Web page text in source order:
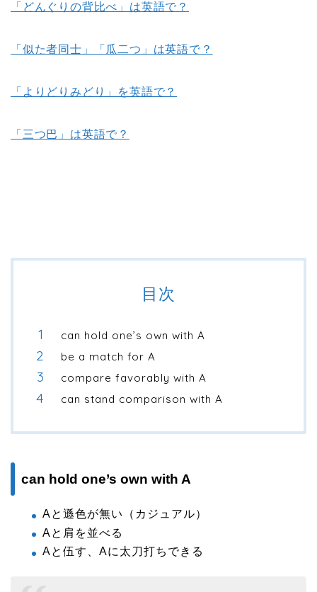
「どんぐりの背比べ」は英語で？
「似た者同士」「瓜二つ」は英語で？
「よりどりみどり」を英語で？
「三つ巴」は英語で？
目次
can hold one’s own with A
be a match for A
compare favorably with A
can stand comparison with A
can hold one’s own with A
Aと遜色が無い（カジュアル）
Aと肩を並べる
Aと伍す、Aに太刀打ちできる